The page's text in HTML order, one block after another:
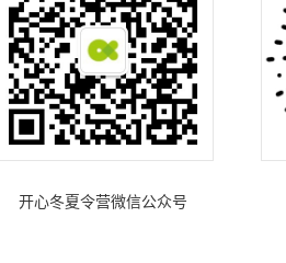
开心冬夏令营微信公众号